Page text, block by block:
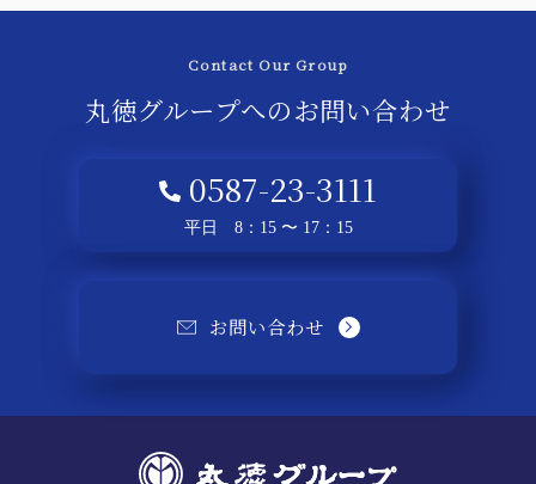
Contact Our Group
丸徳グループへのお問い合わせ
0587-23-3111
平日 8：15 〜 17：15
お問い合わせ